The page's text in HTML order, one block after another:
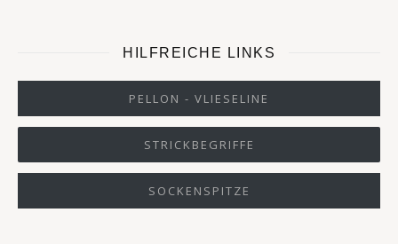
HILFREICHE LINKS
PELLON - VLIESELINE
STRICKBEGRIFFE
SOCKENSPITZE